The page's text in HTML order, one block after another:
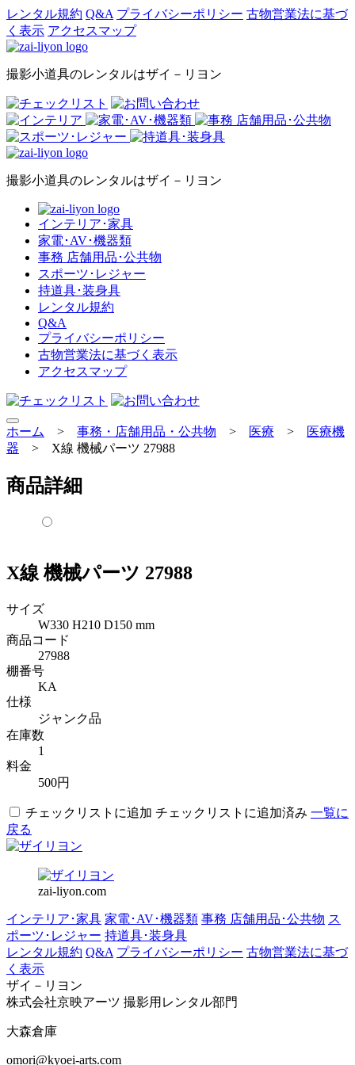
レンタル規約 Q&A プライバシーポリシー 古物営業法に基づ
く表示 アクセスマップ
撮影小道具のレンタルはザイ－リヨン
撮影小道具のレンタルはザイ－リヨン
インテリア･家具
家電･AV･機器類
事務 店舗用品･公共物
スポーツ･レジャー
持道具･装身具
レンタル規約
Q&A
プライバシーポリシー
古物営業法に基づく表示
アクセスマップ
ホーム > 事務・店舗用品・公共物 > 医療 >
医療機
器
> X線 機械パーツ 27988
商品詳細
X線 機械パーツ 27988
サイズ
W330 H210 D150 mm
商品コード
27988
棚番号
KA
仕様
ジャンク品
在庫数
1
料金
500円
チェックリストに追加 チェックリストに追加済み 一覧に
戻る
zai-liyon.com
インテリア･家具 家電･AV･機器類 事務 店舗用品･公共物 ス
ポーツ･レジャー 持道具･装身具
レンタル規約 Q&A プライバシーポリシー 古物営業法に基づ
く表示
ザイ－リヨン
株式会社京映アーツ 撮影用レンタル部門
大森倉庫
omori@kyoei-arts.com